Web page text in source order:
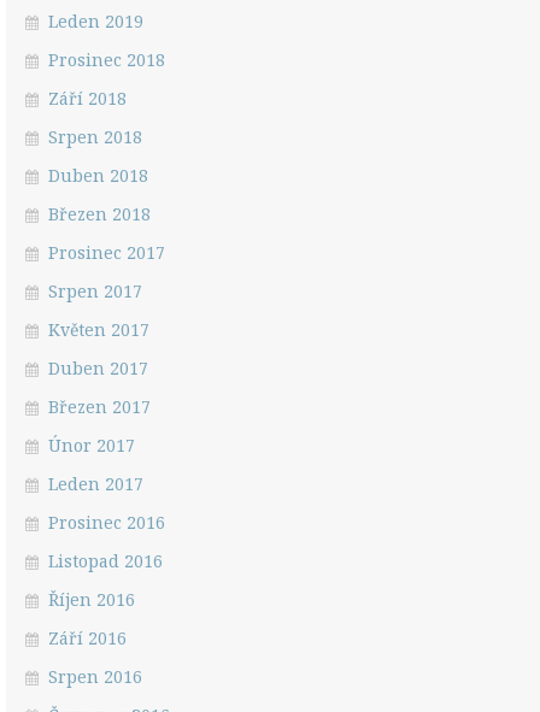
Leden 2019
Prosinec 2018
Září 2018
Srpen 2018
Duben 2018
Březen 2018
Prosinec 2017
Srpen 2017
Květen 2017
Duben 2017
Březen 2017
Únor 2017
Leden 2017
Prosinec 2016
Listopad 2016
Říjen 2016
Září 2016
Srpen 2016